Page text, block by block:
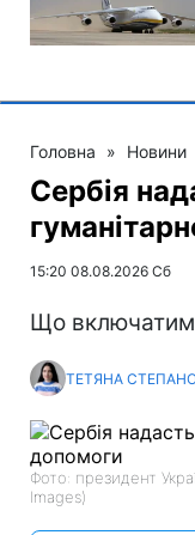
Головна » Новини
Сербія
15:20 08.08.2026 Сб
Що
ТЕТЯНА
Фото: президент
Images)